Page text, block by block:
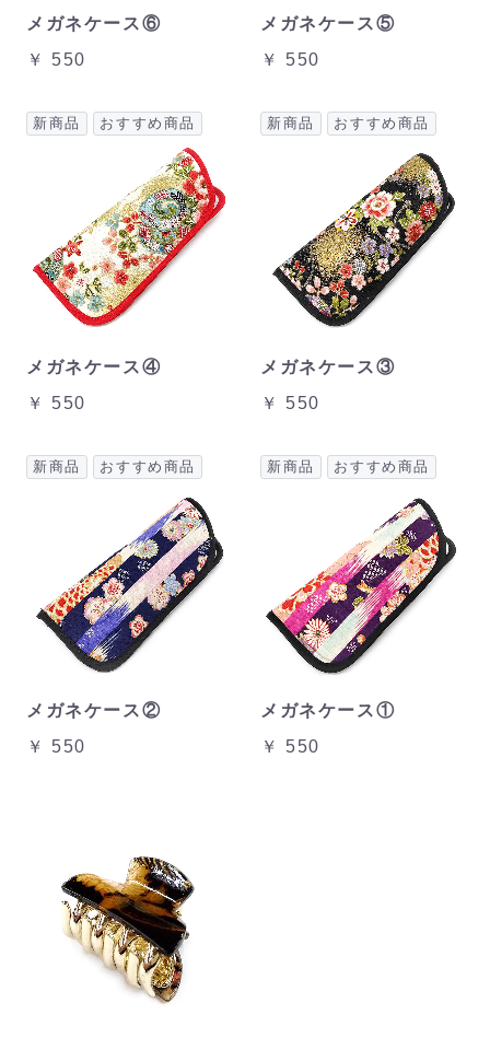
メガネケース⑥
￥ 550
メガネケース⑤
￥ 550
新商品 おすすめ商品
メガネケース④
￥ 550
新商品 おすすめ商品
メガネケース③
￥ 550
新商品 おすすめ商品
メガネケース②
￥ 550
新商品 おすすめ商品
メガネケース①
￥ 550